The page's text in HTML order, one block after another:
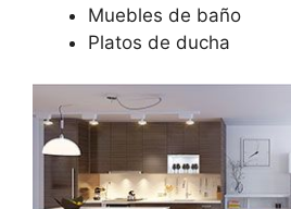
Muebles de baño
Platos de ducha